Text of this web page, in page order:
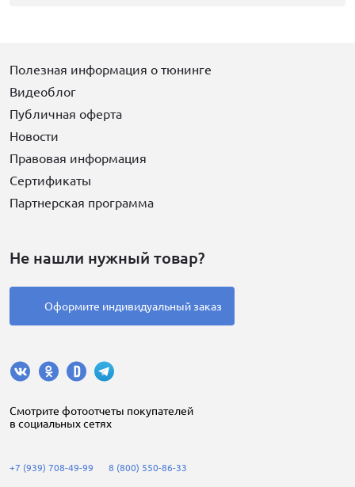
Полезная информация о тюнинге
Видеоблог
Публичная оферта
Новости
Правовая информация
Сертификаты
Партнерская программа
Не нашли нужный товар?
Оформите индивидуальный заказ
Cмотрите фотоотчеты покупателей
в социальных сетях
+7 (939) 708-49-99 8 (800) 550-86-33